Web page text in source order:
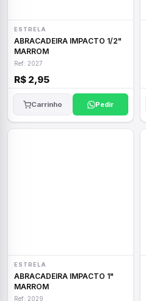
ESTRELA
ABRACADEIRA IMPACTO 1/2"
MARROM
Ref: 2027
R$ 2,95
Carrinho Pedir
ESTRELA
ABRACADEIRA IMPACTO 1"
MARROM
Ref: 2029